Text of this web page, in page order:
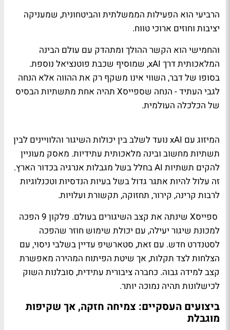
הרביעי הוא הפעילות הממשלתית והביטחונית, שמעניקה
יציבות וחוזים ארוכי טווח.
והחמישי הוא הקשר ההולך ומתהדק עם עולם הבינה
המלאכותית דרך xAI, שמוסיף שכבת פוטנציאל נוספת.
בסופו של דבר, השווי אינו משקף רק את ההווה אלא הנחה
לגבי העתיד - הנחה שספייסX תהיה אחת מתשתיות הבסיס
של הכלכלה העולמית.
המיזוג עם xAI נועד לשלב בין יכולות השיגור והלוויינים לבין
תשתיות מחשוב ובינה מלאכותית עתידיות. מאסק מעוניין
להקים תשתיות AI בחלל בשל מגבלות אנרגיה בכדור הארץ.
זה עלול להיות אתגר גדול בשל בעיות הנדסיות וטכנלוגיות
לרבות קרינה, קירור, תחזוקה, תקשורת ועלויות.
ספייסX שינתה את קצב השיגורים בעולם. פלקון 9 הפכה
למכונת שיגור יעילה, עם יכולת שימוש חוזר שהפכה
לסטנדרט חדש. עם זאת, סטארשיפ עדיין בשלבי ניסוי, עם
הצלחות לצד תקלות, אך שיטת הפיתוח המהירה מאפשרת
קצב למידה גבוה. כחברה ציבורית עתידית, סובלנות השוק
לכישלונות תהיה נמוכה יותר.
ביצועים העסקיים: צמיחה חזקה, אך שקיפות
מוגבלת